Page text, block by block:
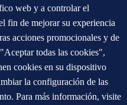
web y a controlar el
fin de mejorar su experiencia
acciones promocionales y de
todas las cookies",
cookies en su dispositivo
la configuración de las
Para más información, visite